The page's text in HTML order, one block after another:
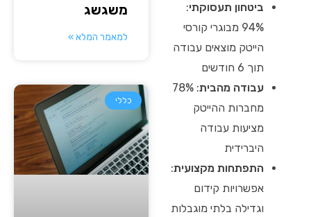
ביטחון תעסוקתי:
94% מבוגרי קורסי
הייטק מוצאים עבודה
תוך 6 חודשים
עבודה מהבית : 78%
מחברות ההייטק
מציעות עבודה
היברידית
התפתחות מקצועית:
אפשרויות קידום
וגדילה בלתי מוגבלות
משגשג
למאמר המלא »
כללי